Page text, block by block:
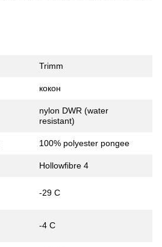
Trimm
кокон
nylon DWR (water
resistant)
100% polyester pongee
Hollowfibre 4
-29 C
-4 C